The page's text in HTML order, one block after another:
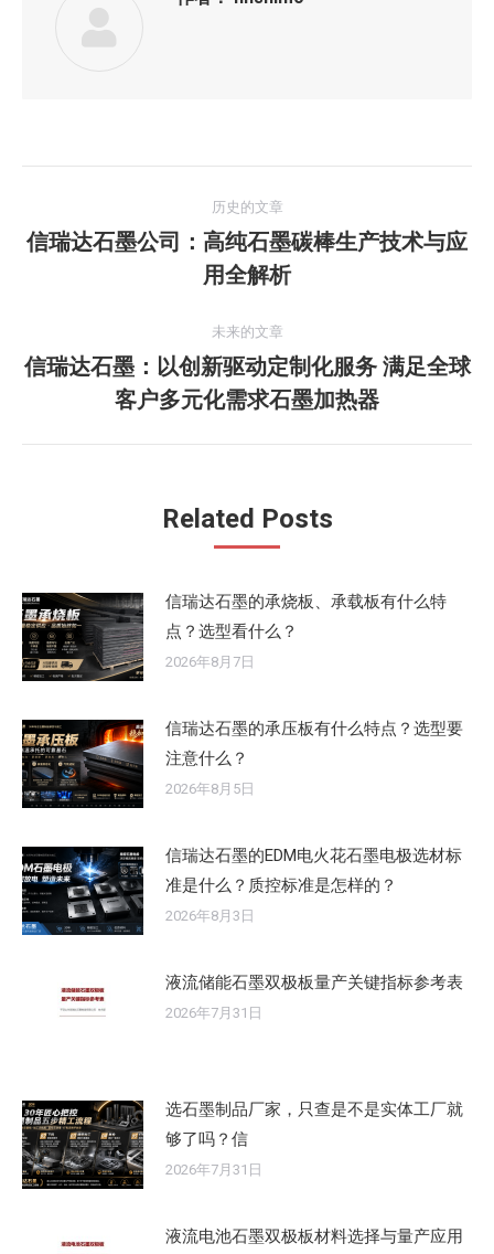
章
历史的文章
历
史
文
章：
信瑞达石墨公司：高纯石墨碳棒生产技术与应
用全解析
未来的文章
未
来
的
信瑞达石墨：以创新驱动定制化服务 满足全球
客户多元化需求石墨加热器
Related Posts
信瑞达石墨的承烧板、承载板有什么特
点？选型看什么？
2026年8月7日
信瑞达石墨的承压板有什么特点？选型要
注意什么？
2026年8月5日
信瑞达石墨的EDM电火花石墨电极选材标
准是什么？质控标准是怎样的？
2026年8月3日
液流储能石墨双极板量产关键指标参考表
2026年7月31日
选石墨制品厂家，只查是不是实体工厂就
够了吗？信
2026年7月31日
液流电池石墨双极板材料选择与量产应用